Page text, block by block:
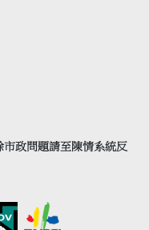
政問題請至陳情系統反